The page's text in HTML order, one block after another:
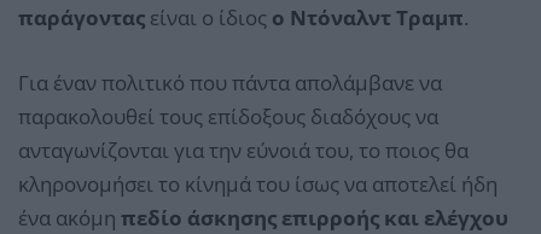
παράγοντας είναι ο ίδιος ο Ντόναλντ Τραμπ.
Για έναν πολιτικό που πάντα απολάμβανε να
παρακολουθεί τους επίδοξους διαδόχους να
ανταγωνίζονται για την εύνοιά του, το ποιος θα
κληρονομήσει το κίνημά του ίσως να αποτελεί ήδη
ένα ακόμη πεδίο άσκησης επιρροής και ελέγχου